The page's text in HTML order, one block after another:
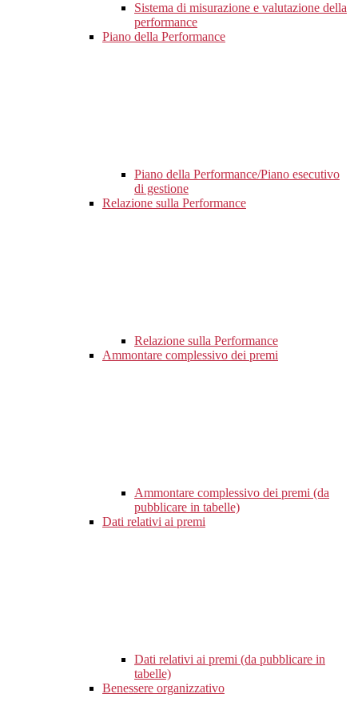
Sistema di misurazione e valutazione della
performance
Piano della Performance
Piano della Performance/Piano esecutivo
di gestione
Relazione sulla Performance
Relazione sulla Performance
Ammontare complessivo dei premi
Ammontare complessivo dei premi (da
pubblicare in tabelle)
Dati relativi ai premi
Dati relativi ai premi (da pubblicare in
tabelle)
Benessere organizzativo